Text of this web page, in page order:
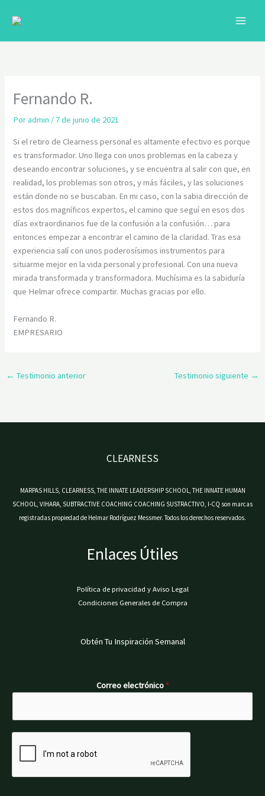
Fernando R.
Poradmin / 7 de junio de 2021
Si el retiro de Clearness personal es altamente efectivo es porque
es transformador. Uno llega con unos problemas en la cabeza y
deseando encontrar soluciones, y se encuentra al salir con que, en
realidad, los problemas son otros, y más fáciles, y las soluciones
están donde no se buscaban. En mi caso, con la sabia dirección de
estos dos magníficos expertos, el camino que seguí en esos dos
días extraordinarios fue de la confusión a la confusión… para
entonces empezar a encontrar el camino de la claridad. Tras esa
experiencia salí con unos poderosísimos instrumentos para
situarme mejor en la vida personal y profesional. Con una nueva
mirada transformada y transformadora. Muchísima es la sabiduría
que Helmar ofrece compartir. Muchas gracias por ello.
Fernando R.
EMPRESARIO
← Testimonio anterior Testimonio siguiente →
CLEARNESS
MARPAS HILLS, CLEARNESS, THE INNATE LEADERSHIP SCHOOL, THE INNATE HUMAN
SCHOOL, VIHARA, SUBTRACTIVE COACHING COACHING SUSTRACTIVO, I-CQ son marcas
registradas propiedad de Helmar Rodríguez Messmer. Todos los derechos reservados.
Enlaces Útiles
Política de privacidad y Aviso Legal
Condiciones Generales de Compra
Obtén Tu Inspiración Semanal
Correo electrónico *